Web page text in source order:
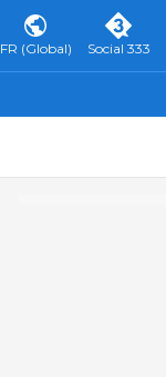
FR (Global) Social 333